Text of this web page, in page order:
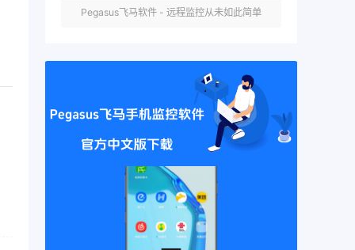
Pegasus飞马软件 - 远程监控从未如此简单